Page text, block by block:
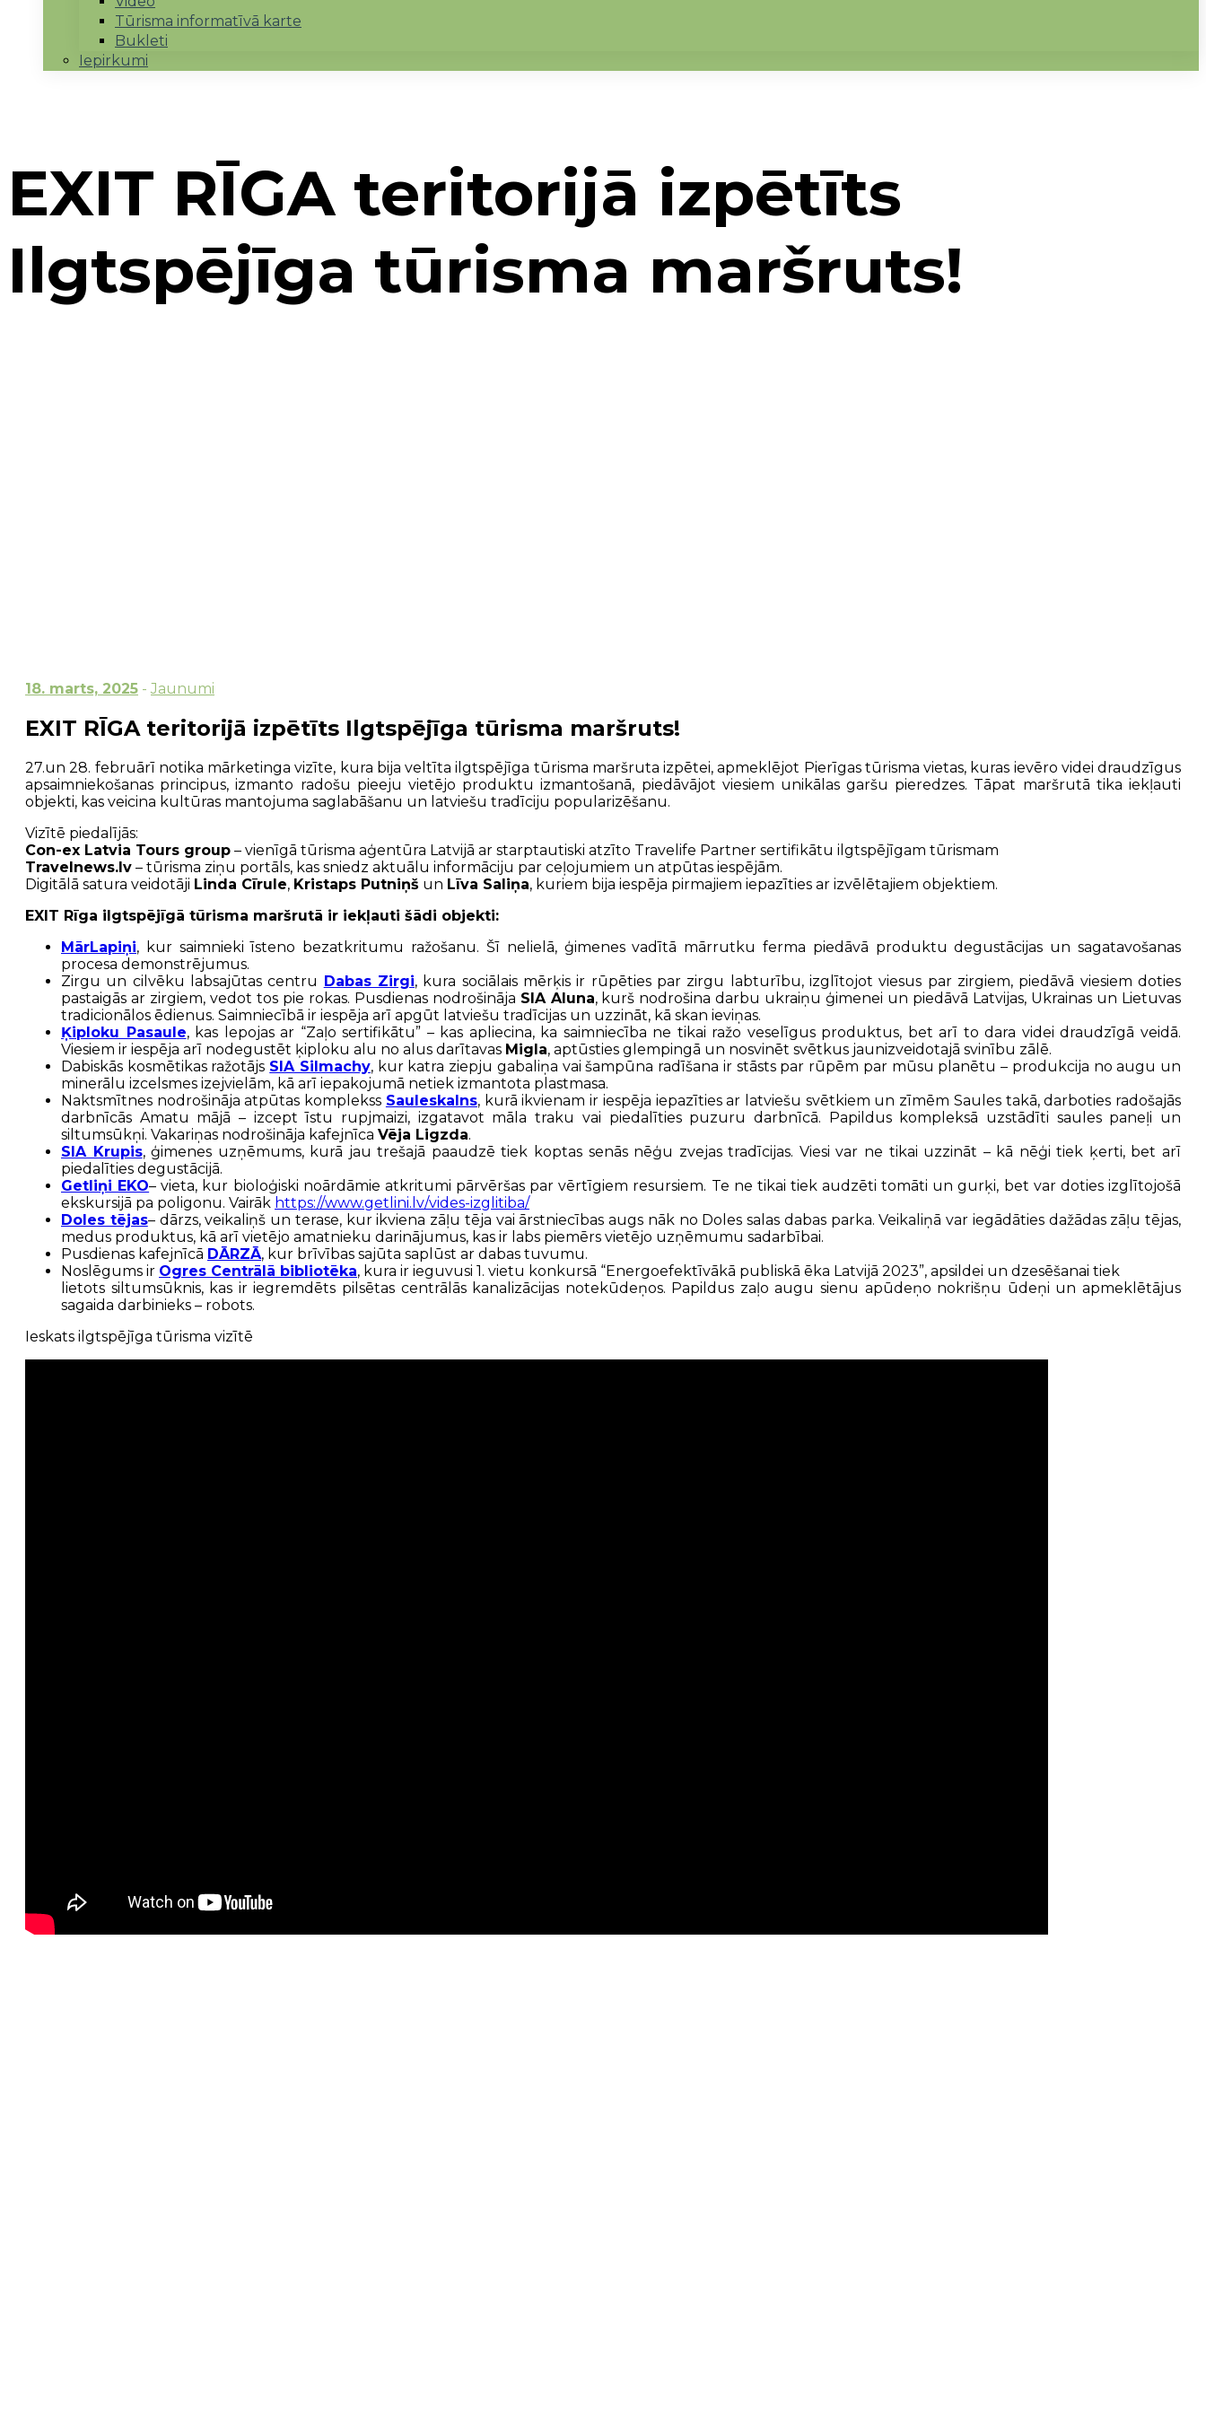
Tūrisma informatīvā karte
Bukleti
Iepirkumi
EXIT RĪGA teritorijā izpētīts
Ilgtspējīga tūrisma maršruts!
18. marts, 2025 - Jaunumi
EXIT RĪGA teritorijā izpētīts Ilgtspējīga tūrisma maršruts!
27.un 28. februārī notika mārketinga vizīte, kura bija veltīta ilgtspējīga tūrisma maršruta izpētei, apmeklējot Pierīgas tūrisma vietas, kuras ievēro videi draudzīgus
apsaimniekošanas principus, izmanto radošu pieeju vietējo produktu izmantošanā, piedāvājot viesiem unikālas garšu pieredzes. Tāpat maršrutā tika iekļauti
objekti, kas veicina kultūras mantojuma saglabāšanu un latviešu tradīciju popularizēšanu.
Vizītē piedalījās:
Con-ex Latvia Tours group – vienīgā tūrisma aģentūra Latvijā ar starptautiski atzīto Travelife Partner sertifikātu ilgtspējīgam tūrismam
Travelnews.lv – tūrisma ziņu portāls, kas sniedz aktuālu informāciju par ceļojumiem un atpūtas iespējām.
Digitālā satura veidotāji Linda Cīrule, Kristaps Putniņš un Līva Saliņa, kuriem bija iespēja pirmajiem iepazīties ar izvēlētajiem objektiem.
EXIT Rīga ilgtspējīgā tūrisma maršrutā ir iekļauti šādi objekti:
MārLapiņi, kur saimnieki īsteno bezatkritumu ražošanu. Šī nelielā, ģimenes vadītā mārrutku ferma piedāvā produktu degustācijas un sagatavošanas
procesa demonstrējumus.
Zirgu un cilvēku labsajūtas centru Dabas Zirgi, kura sociālais mērķis ir rūpēties par zirgu labturību, izglītojot viesus par zirgiem, piedāvā viesiem doties
pastaigās ar zirgiem, vedot tos pie rokas. Pusdienas nodrošināja SIA Aluna, kurš nodrošina darbu ukraiņu ģimenei un piedāvā Latvijas, Ukrainas un Lietuvas
tradicionālos ēdienus. Saimniecībā ir iespēja arī apgūt latviešu tradīcijas un uzzināt, kā skan ieviņas.
Ķiploku Pasaule, kas lepojas ar “Zaļo sertifikātu” – kas apliecina, ka saimniecība ne tikai ražo veselīgus produktus, bet arī to dara videi draudzīgā veidā.
Viesiem ir iespēja arī nodegustēt ķiploku alu no alus darītavas Migla, aptūsties glempingā un nosvinēt svētkus jaunizveidotajā svinību zālē.
Dabiskās kosmētikas ražotājs SIA Silmachy, kur katra ziepju gabaliņa vai šampūna radīšana ir stāsts par rūpēm par mūsu planētu – produkcija no augu un
minerālu izcelsmes izejvielām, kā arī iepakojumā netiek izmantota plastmasa.
Naktsmītnes nodrošināja atpūtas komplekss Sauleskalns, kurā ikvienam ir iespēja iepazīties ar latviešu svētkiem un zīmēm Saules takā, darboties radošajās
darbnīcās Amatu mājā – izcept īstu rupjmaizi, izgatavot māla traku vai piedalīties puzuru darbnīcā. Papildus kompleksā uzstādīti saules paneļi un
siltumsūkņi. Vakariņas nodrošināja kafejnīca Vēja Ligzda.
SIA Krupis, ģimenes uzņēmums, kurā jau trešajā paaudzē tiek koptas senās nēģu zvejas tradīcijas. Viesi var ne tikai uzzināt – kā nēģi tiek ķerti, bet arī
piedalīties degustācijā.
Getliņi EKO– vieta, kur bioloģiski noārdāmie atkritumi pārvēršas par vērtīgiem resursiem. Te ne tikai tiek audzēti tomāti un gurķi, bet var doties izglītojošā
ekskursijā pa poligonu. Vairāk https://www.getlini.lv/vides-izglitiba/
Doles tējas– dārzs, veikaliņš un terase, kur ikviena zāļu tēja vai ārstniecības augs nāk no Doles salas dabas parka. Veikaliņā var iegādāties dažādas zāļu tējas,
medus produktus, kā arī vietējo amatnieku darinājumus, kas ir labs piemērs vietējo uzņēmumu sadarbībai.
Pusdienas kafejnīcā DĀRZĀ, kur brīvības sajūta saplūst ar dabas tuvumu.
Noslēgums ir Ogres Centrālā bibliotēka, kura ir ieguvusi 1. vietu konkursā “Energoefektīvākā publiskā ēka Latvijā 2023”, apsildei un dzesēšanai tiek
lietots siltumsūknis, kas ir iegremdēts pilsētas centrālās kanalizācijas notekūdeņos. Papildus zaļo augu sienu apūdeņo nokrišņu ūdeņi un apmeklētājus
sagaida darbinieks – robots.
Ieskats ilgtspējīga tūrisma vizītē